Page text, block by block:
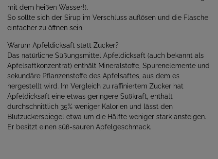
mit dem heißen Wasser!).
So sollte sich der Sirup im Verschluss auflösen und die Flasche
einfacher zu öffnen sein.
Warum Apfeldicksaft statt Zucker?
Das natürliche Süßungsmittel Apfeldicksaft (auch bekannt als
Apfelsaftkonzentrat) enthält Mineralstoffe, Spurenelemente und
sekundäre Pflanzenstoffe des Apfelsaftes, aus dem es
hergestellt wird. Im Vergleich zu raffiniertem Zucker hat
Apfeldicksaft eine etwas geringere Süßkraft, enthält
durchschnittlich 35% weniger Kalorien und lässt den
Blutzuckerspiegel etwa um die Hälfte weniger stark ansteigen.
Er besitzt einen süß-sauren Apfelgeschmack.